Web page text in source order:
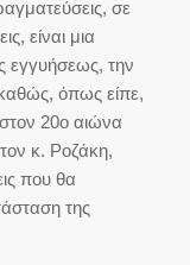
σε
είναι μια
εγγυήσεως, την
όπως είπε,
20ο αιώνα
κ. Ροζάκη,
που θα
της